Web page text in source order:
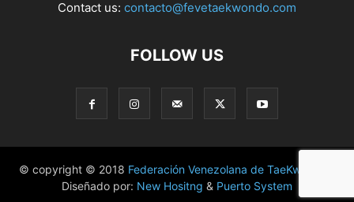
Contact us: contacto@fevetaekwondo.com
FOLLOW US
© copyright © 2018 Federación Venezolana de TaeKwonDo
Diseñado por: New Hositng & Puerto System